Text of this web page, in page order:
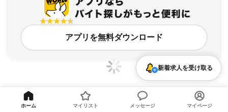
アプリを無料ダウンロード
神奈川県、大師橋駅、週2・3日からOKのアルバイト・バイト求人情報
新着求人を受け取る
ホーム マイリスト メッセージ マイページ